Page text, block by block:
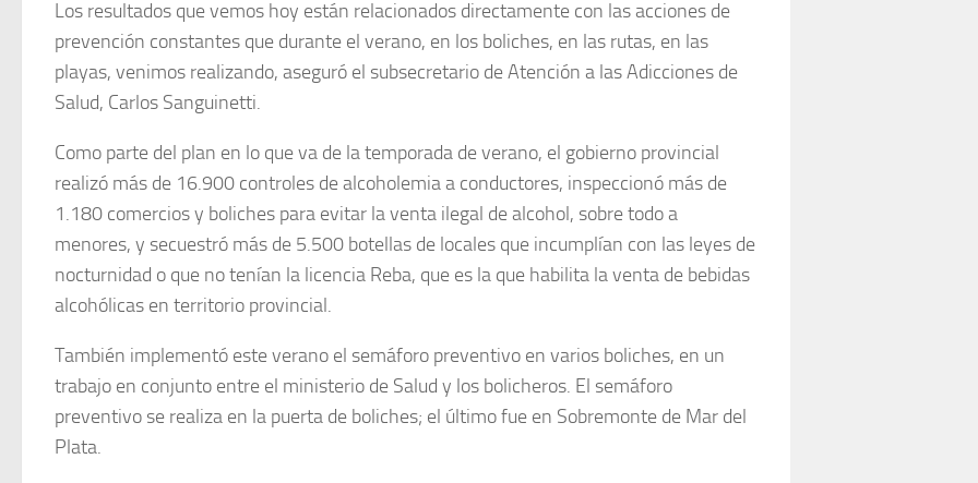
Los resultados que vemos hoy están relacionados directamente con las acciones de
prevención constantes que durante el verano, en los boliches, en las rutas, en las
playas, venimos realizando, aseguró el subsecretario de Atención a las Adicciones de
Salud, Carlos Sanguinetti.
Como parte del plan en lo que va de la temporada de verano, el gobierno provincial
realizó más de 16.900 controles de alcoholemia a conductores, inspeccionó más de
1.180 comercios y boliches para evitar la venta ilegal de alcohol, sobre todo a
menores, y secuestró más de 5.500 botellas de locales que incumplían con las leyes de
nocturnidad o que no tenían la licencia Reba, que es la que habilita la venta de bebidas
alcohólicas en territorio provincial.
También implementó este verano el semáforo preventivo en varios boliches, en un
trabajo en conjunto entre el ministerio de Salud y los bolicheros. El semáforo
preventivo se realiza en la puerta de boliches; el último fue en Sobremonte de Mar del
Plata.